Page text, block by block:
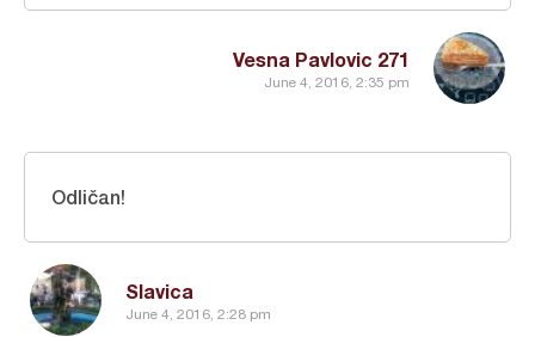
Vesna Pavlovic 271
June 4, 2016, 2:35 pm
Slavica
June 4, 2016, 2:28 pm
Odličan!